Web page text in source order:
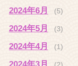
2024年6月 (5)
2024年5月 (3)
2024年4月 (1)
2024年3月 (2)